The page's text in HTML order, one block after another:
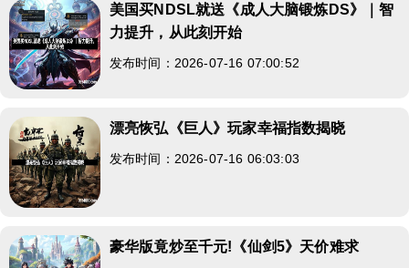
美国买NDSL就送《成人大脑锻炼DS》｜智
力提升，从此刻开始
发布时间：2026-07-16 07:00:52
漂亮恢弘《巨人》玩家幸福指数揭晓
发布时间：2026-07-16 06:03:03
豪华版竟炒至千元!《仙剑5》天价难求